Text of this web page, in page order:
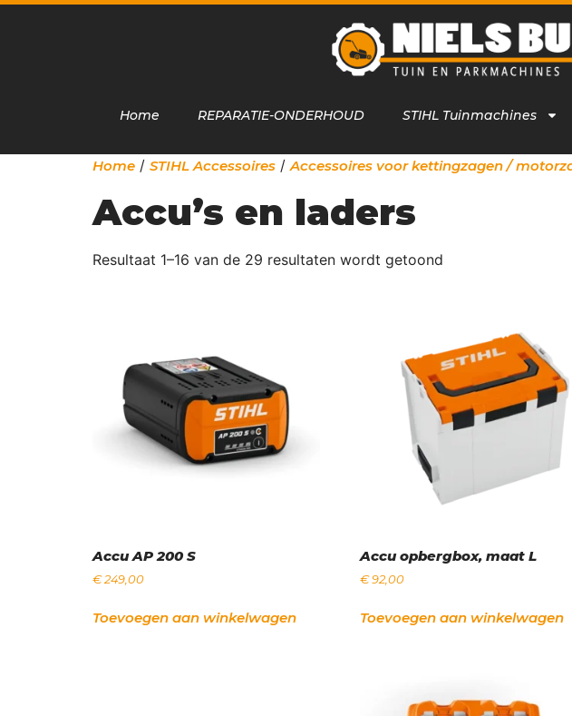
Home REPARATIE-ONDERHOUD STIHL Tuinmachines
Home / STIHL Accessoires / Accessoires voor kettingzagen /
Accu’s en laders
Resultaat 1–16 van de 29 resultaten wordt getoond
Accu AP 200 S
€249,00
Toevoegen aan winkelwagen
Accu opbergbox, maat L
€92,00
Toevoegen aan winkelwagen